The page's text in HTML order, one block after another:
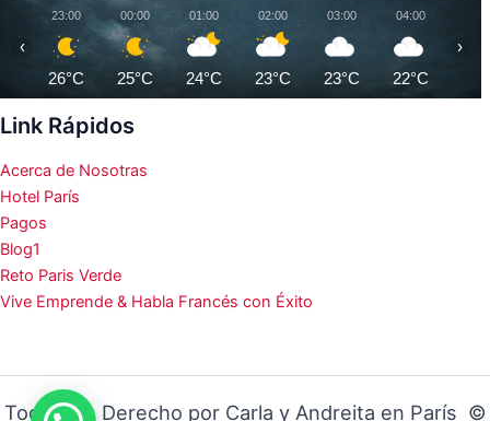
23:00
26°C
00:00
25°C
01:00
24°C
02:00
23°C
03:00
23°C
04:00
22°C
‹ ›
Link Rápidos
Acerca de Nosotras
Hotel París
Pagos
Blog1
Reto Paris Verde
Vive Emprende & Habla Francés con Éxito
Todos los Derecho por Carla y Andreita en París ©